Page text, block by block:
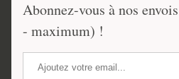
Abonnez-vous à nos
- maximum) !